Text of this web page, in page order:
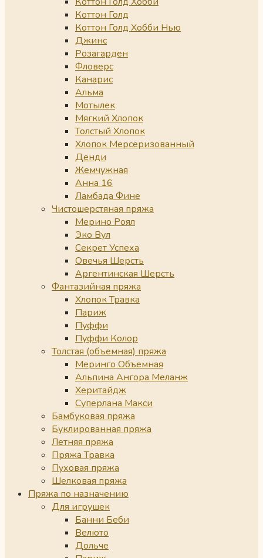
Коттон Голд
Коттон Голд Хобби Нью
Джинс
Розагарден
Фловерс
Канарис
Альма
Мотылек
Мягкий Хлопок
Толстый Хлопок
Хлопок Мерсеризованный
Денди
Жемчужная
Анна 16
Ламбада Фине
Чистошерстяная пряжа
Мерино Роял
Эко Вул
Секрет Успеха
Овечья Шерсть
Аргентинская Шерсть
Фантазийная пряжа
Хлопок Травка
Париж
Пуффи
Пуффи Колор
Толстая (объемная) пряжа
Меринго Объемная
Альпина Ангора Меланж
Херитайдж
Суперлана Макси
Бамбуковая пряжа
Буклированная пряжа
Летняя пряжа
Пряжа Травка
Пуховая пряжа
Шелковая пряжа
Пряжа по назначению
Для игрушек
Банни Беби
Велюто
Дольче